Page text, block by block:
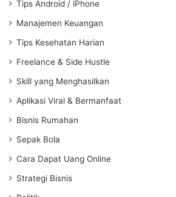
Tips Android / iPhone
Manajemen Keuangan
Tips Kesehatan Harian
Freelance & Side Hustle
Skill yang Menghasilkan
Aplikasi Viral & Bermanfaat
Bisnis Rumahan
Sepak Bola
Cara Dapat Uang Online
Strategi Bisnis